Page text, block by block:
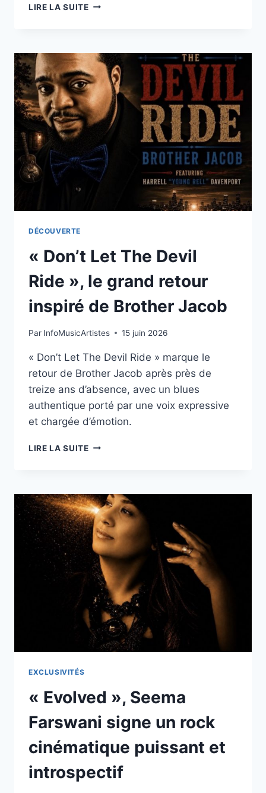
LIRE LA SUITE« BAD
FRAPPE
FORT
AVEC
UN
ROCK
EXPLOSIF
ET
DÉCOUVERTE
« Don’t Let The Devil
Ride », le grand retour
inspiré de Brother Jacob
Par InfoMusicArtistes 15 juin 2026
« Don’t Let The Devil Ride » marque le
retour de Brother Jacob après près de
treize ans d’absence, avec un blues
authentique porté par une voix expressive
et chargée d’émotion.
LIRE LA SUITE« DON’T
RIDE »,
LE
GRAND
RETOUR
INSPIRÉ
DE
BROTHER
JACOB
EXCLUSIVITÉS
« Evolved », Seema
Farswani signe un rock
cinématique puissant et
introspectif